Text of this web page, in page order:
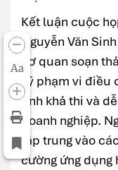
Aa
Kết luận cuộc
Nguyễn Văn
cơ quan soạn
kỹ phạm vi
tính khả thi và
doanh nghiệp.
tập trung vào
cường ứng dụng